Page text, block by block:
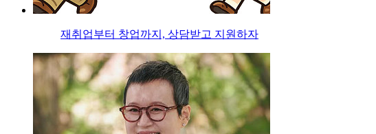
재취업부터 창업까지, 상담받고 지원하자